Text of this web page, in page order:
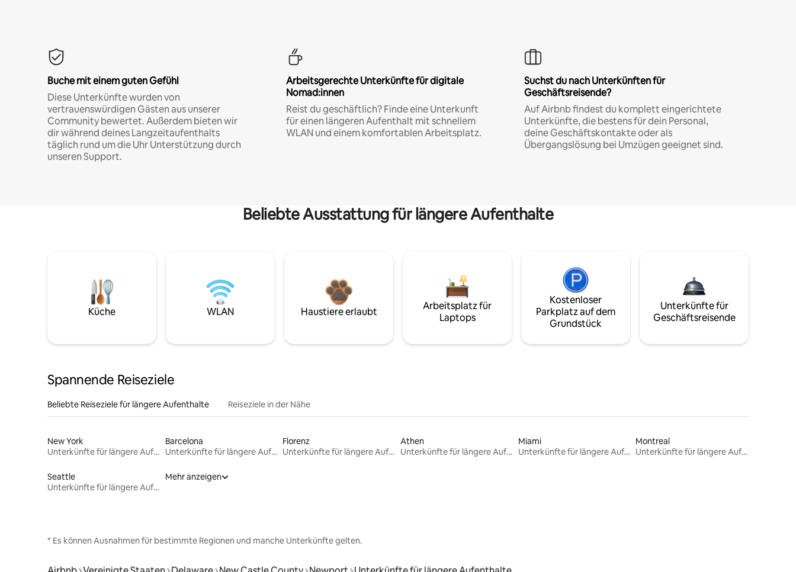
Buche mit einem guten Gefühl
Diese Unterkünfte wurden von
vertrauenswürdigen Gästen aus unserer
Community bewertet. Außerdem bieten wir
dir während deines Langzeitaufenthalts
täglich rund um die Uhr Unterstützung durch
unseren Support.
Arbeitsgerechte Unterkünfte für digitale
Nomad:innen
Reist du geschäftlich? Finde eine Unterkunft
für einen längeren Aufenthalt mit schnellem
WLAN und einem komfortablen Arbeitsplatz.
Suchst du nach Unterkünften für
Geschäftsreisende?
Auf Airbnb findest du komplett eingerichtete
Unterkünfte, die bestens für dein Personal,
deine Geschäftskontakte oder als
Übergangslösung bei Umzügen geeignet sind.
Beliebte Ausstattung für längere Aufenthalte
Küche WLAN Haustiere erlaubt
Arbeitsplatz für
Laptops
Kostenloser
Parkplatz auf dem
Grundstück
Unterkünfte für
Geschäftsreisende
Spannende Reiseziele
Beliebte Reiseziele für längere Aufenthalte Reiseziele in der Nähe
New York
Unterkünfte für längere Aufenthalte
Barcelona
Unterkünfte für längere Aufenthalte
Florenz
Unterkünfte für längere Aufenthalte
Athen
Unterkünfte für längere Aufenthalte
Miami
Unterkünfte für längere Aufenthalte
Montreal
Unterkünfte für längere Aufenthalte
Seattle
Unterkünfte für längere Aufenthalte
Mehr anzeigen
* Es können Ausnahmen für bestimmte Regionen und manche Unterkünfte gelten.